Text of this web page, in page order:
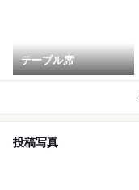
テーブル席
投稿写真